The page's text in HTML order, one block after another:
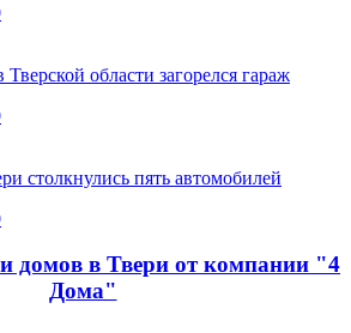
области загорелся гараж
столкнулись пять автомобилей
домов в Твери от компании "4
Дома"